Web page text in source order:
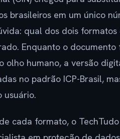
brasileiros em um único
qual dos dois formatos
Enquanto o
humano, a versão
no padrão ICP-Brasil,
usuário.
cada formato, o